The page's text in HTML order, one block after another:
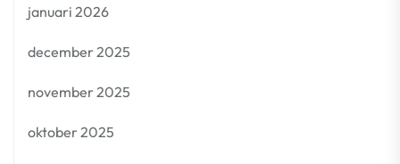
januari 2026
december 2025
november 2025
oktober 2025